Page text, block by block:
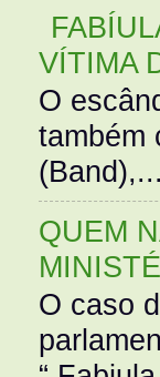
VÍTIMA
O
também
(Band),...
QUEM
O caso